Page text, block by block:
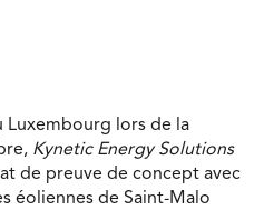
Luxembourg lors de la
Kynetic Energy Solutions
de preuve de concept avec
éoliennes de Saint-Malo